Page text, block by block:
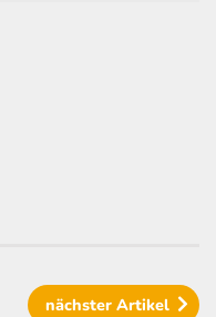
nächster Artikel